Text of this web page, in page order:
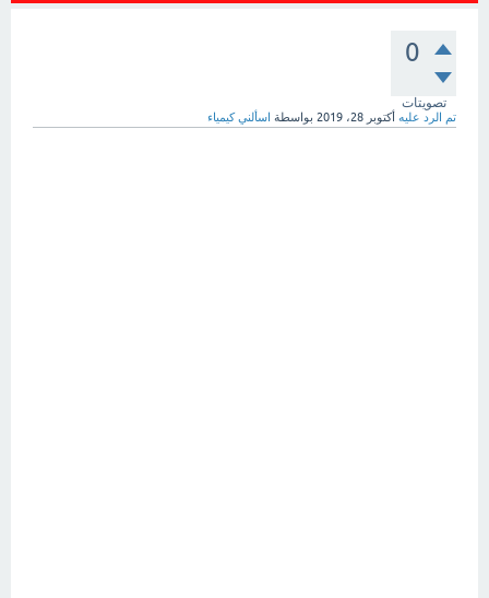
0
تصويتات
تم الرد عليه أكتوبر 28، 2019 بواسطة اسألني كيمياء